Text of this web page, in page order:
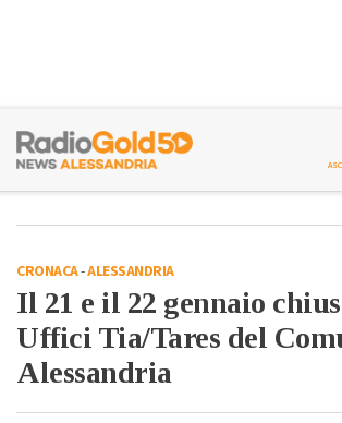
CRONACA-ALESSANDRIA
Il 21 e il 22 gennaio
Uffici Tia/Tares del
Alessandria